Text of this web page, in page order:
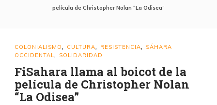
película de Christopher Nolan “La Odisea”
COLONIALISMO CULTURA RESISTENCIA
SÁHARA
OCCIDENTAL
SOLIDARIDAD
FiSahara llama al boicot de la
película de Christopher Nolan
“La Odisea”